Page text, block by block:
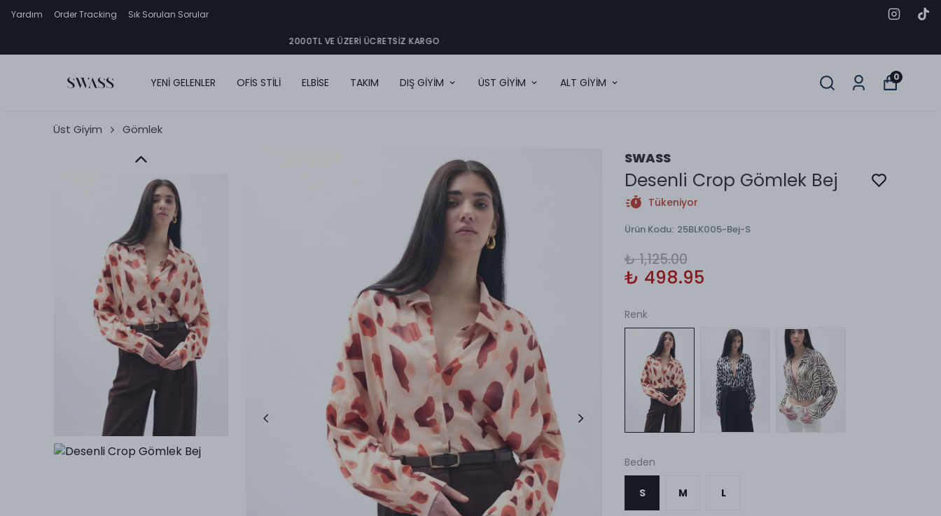
Yardım Order Tracking Sık Sorulan Sorular
2000TL VE ÜZERI ÜCRETSIZ KARGO
YENİ GELENLER OFİS STİLİ ELBİSE TAKIM DIŞ GİYİM ÜST GİYİM ALT GİYİM 0
Üst Giyim Gömlek
SWASS
Desenli Crop Gömlek Bej
Tükeniyor
Ürün Kodu: 25BLK005-Bej-S
₺ 1,125.00
₺ 498.95
Renk
Beden
S M L